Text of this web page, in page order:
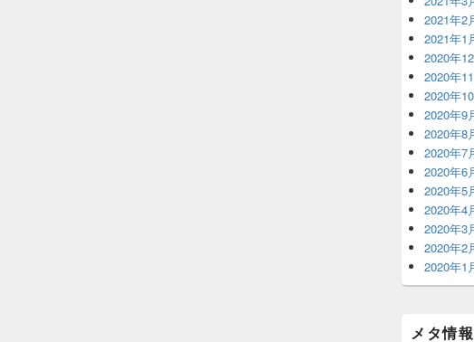
2021年2
2021年1
2020年
2020年
2020年
2020年9
2020年8
2020年7
2020年6
2020年5
2020年4
2020年3
2020年2
2020年1
メタ情報